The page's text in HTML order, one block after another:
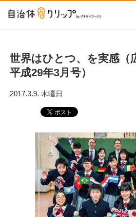
世界はひとつ、を実感（
平成29年3月号）
2017.3.9. 木曜日